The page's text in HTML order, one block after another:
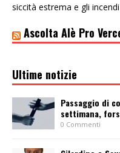
siccità estrema e gli incendi
Ascolta Alè Pro
Ultime notizie
Passaggio di
settimana,
0 Commenti